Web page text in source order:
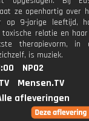
ze openhartig over
op 9-jarige leeftijd,
relatie en
therapievorm, in
is muziek.
NPO2
Mensen.TV
afleveringen